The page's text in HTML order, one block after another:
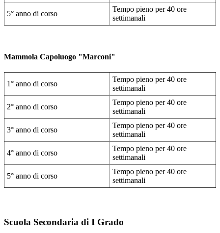
5° anno di corso
Tempo pieno per 40 ore
settimanali
Mammola Capoluogo "Marconi"
1° anno di corso
Tempo pieno per 40 ore
settimanali
2° anno di corso
Tempo pieno per 40 ore
settimanali
3° anno di corso
Tempo pieno per 40 ore
settimanali
4° anno di corso
Tempo pieno per 40 ore
settimanali
5° anno di corso
Tempo pieno per 40 ore
settimanali
Scuola Secondaria di I Grado